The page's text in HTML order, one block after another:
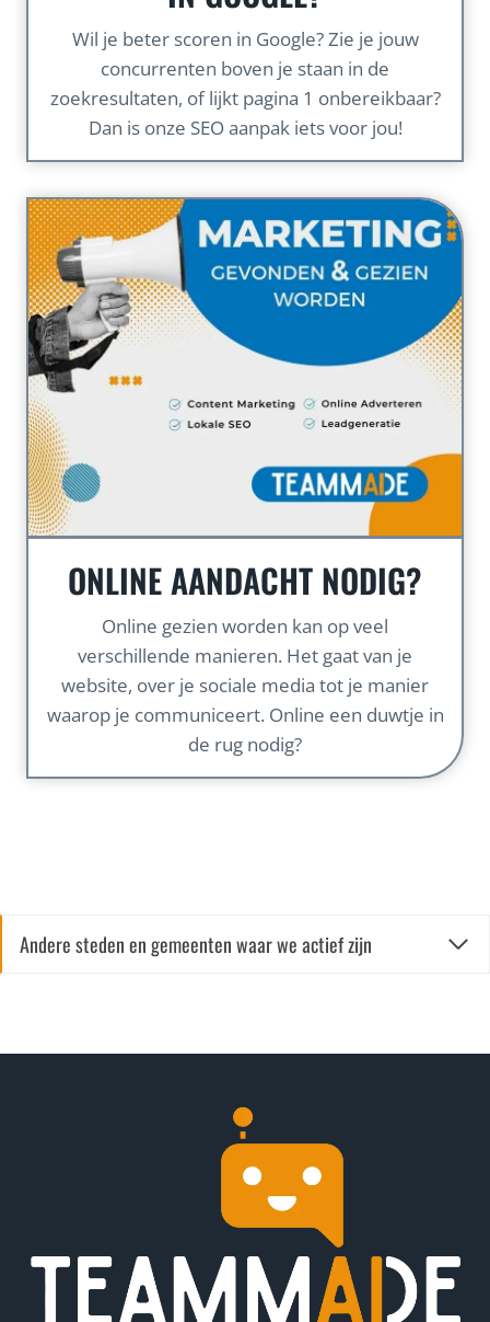
Wil je beter scoren in Google? Zie je jouw
concurrenten boven je staan in de
zoekresultaten, of lijkt pagina 1 onbereikbaar?
Dan is onze SEO aanpak iets voor jou!
ONLINE AANDACHT NODIG?
Online gezien worden kan op veel
verschillende manieren. Het gaat van je
website, over je sociale media tot je manier
waarop je communiceert. Online een duwtje in
de rug nodig?
Andere steden en gemeenten waar we actief zijn